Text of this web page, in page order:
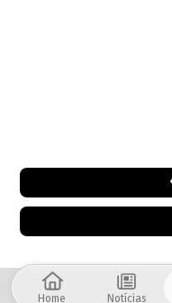
Home Notícias